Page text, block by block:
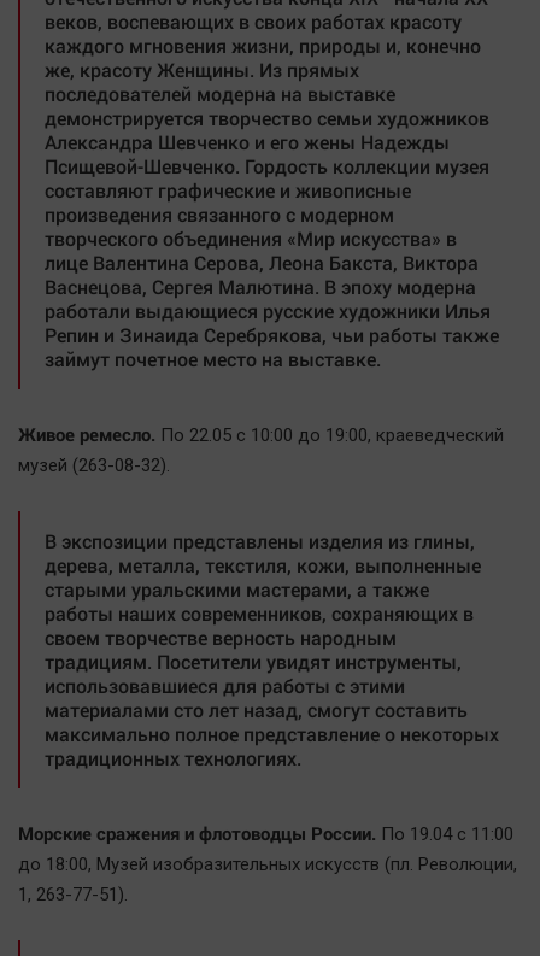
веков, воспевающих в своих работах красоту
каждого мгновения жизни, природы и, конечно
же, красоту Женщины. Из прямых
последователей модерна на выставке
демонстрируется творчество семьи художников
Александра Шевченко и его жены Надежды
Псищевой-Шевченко. Гордость коллекции музея
составляют графические и живописные
произведения связанного с модерном
творческого объединения «Мир искусства» в
лице Валентина Серова, Леона Бакста, Виктора
Васнецова, Сергея Малютина. В эпоху модерна
работали выдающиеся русские художники Илья
Репин и Зинаида Серебрякова, чьи работы также
займут почетное место на выставке.
Живое ремесло. По 22.05 с 10:00 до 19:00, краеведческий
музей (263-08-32).
В экспозиции представлены изделия из глины,
дерева, металла, текстиля, кожи, выполненные
старыми уральскими мастерами, а также
работы наших современников, сохраняющих в
своем творчестве верность народным
традициям. Посетители увидят инструменты,
использовавшиеся для работы с этими
материалами сто лет назад, смогут составить
максимально полное представление о некоторых
традиционных технологиях.
Морские сражения и флотоводцы России. По 19.04 с 11:00
до 18:00, Mузей изобразительных искусств (пл. Революции,
1, 263-77-51).